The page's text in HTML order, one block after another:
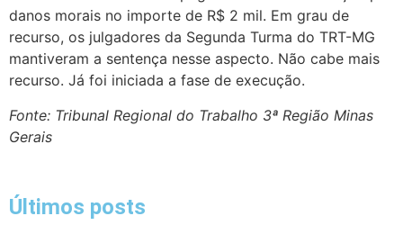
danos morais no importe de R$ 2 mil. Em grau de
recurso, os julgadores da Segunda Turma do TRT-MG
mantiveram a sentença nesse aspecto. Não cabe mais
recurso. Já foi iniciada a fase de execução.
Fonte: Tribunal Regional do Trabalho 3ª Região Minas
Gerais
Últimos posts